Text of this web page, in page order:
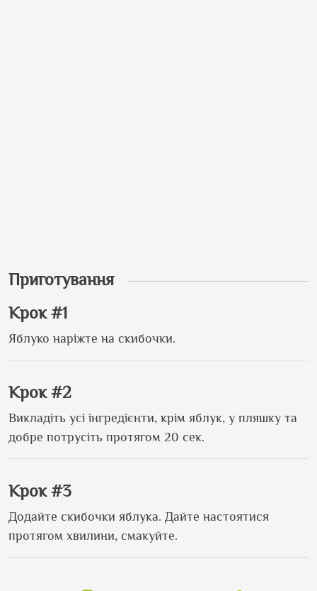
Приготування
Крок #1
Яблуко наріжте на скибочки.
Крок #2
Викладіть усі інгредієнти, крім яблук, у пляшку та
добре потрусіть протягом 20 сек.
Крок #3
Додайте скибочки яблука. Дайте настоятися
протягом хвилини, смакуйте.